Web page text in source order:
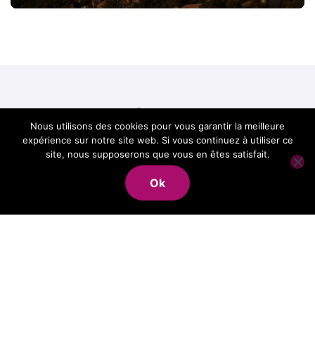
Best of Corse, le
meilleur de la Corse
en un site
Nous utilisons des cookies pour vous garantir la meilleure
expérience sur notre site web. Si vous continuez à utiliser ce
site, nous supposerons que vous en êtes satisfait.
Ok